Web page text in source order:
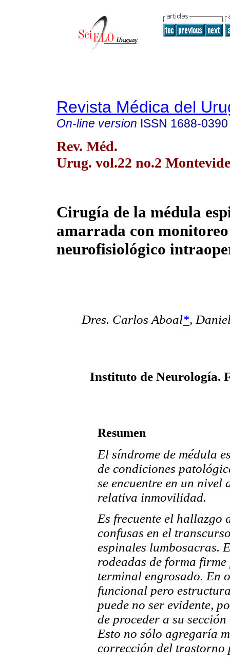
Revista Médica del
On-line version ISSN 1688-0390
Rev. Méd.
Urug. vol.22 no.2
Cirugía de la médula
amarrada con monitoreo
neurofisiológico
Dres. Carlos Aboal*,
Instituto de Neurología.
Resumen
El síndrome de médula
de condiciones
se encuentre en un nivel
relativa inmovilidad.
Es frecuente el hallazgo
confusas en el
espinales lumbosacras.
rodeadas de forma
terminal engrosado. En
funcional pero
puede no ser evidente,
de proceder a su
Esto no sólo agregaría
corrección del trastorno